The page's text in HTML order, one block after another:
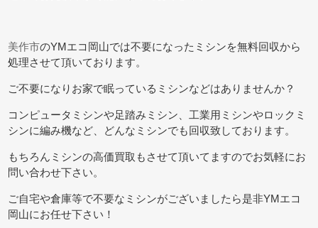
美作市のYMエコ岡山では不要になったミシンを無料回収から
処理させて頂いております。
ご不要になりお家で眠っているミシンなどはありませんか？
コンピュータミシンや足踏みミシン、工業用ミシンやロックミ
シンに編み機など、どんなミシンでも回収致しております。
もちろんミシンの高価買取もさせて頂いてますのでお気軽にお
問い合わせ下さい。
ご自宅や倉庫等で不要なミシンがございましたら是非YMエコ
岡山にお任せ下さい！